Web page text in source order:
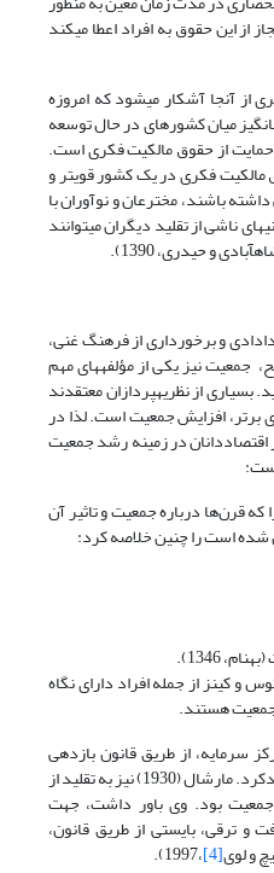
از این حقوق به افراد اعطا می­کند
از آنجا آشکار می­شود که امروزه
میان کشورهای در حال توسعه
حمایت از حقوق مالکیت فکری است.
فکری در یک کشور قوی­تر و
باشند، مخترعان و نوآوران با
ناشی از تقلید دیگران می­توانند
و حیدری، 1390).
و برخورداری از فرهنگ غنی،
جمعیت نیز یکی از مؤلفه­های مهم
از نظریه­پردازان معتقدند
برتر، افزایش جمعیت است. لذا در
در زمینه رشد جمعیت
قرن‌ها درباره جمعیت و تاثیر آن
شده است را چنین خلاصه کرد:
1346).
و کینز از جمله افراد دارای نگاه
هستند.
سرمایه، از طریق قانون بازدهی
نزولی، رشد اقتصادی را مختل خواهدکرد. مارشال (1930) نیز به تقلید از
بود. وی باور داشت، جهت
و ترقی، بایستی از طریق قانون،
و لوی[4] ،1997).